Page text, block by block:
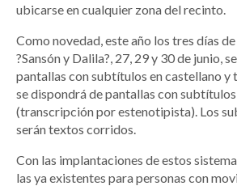
ubicarse en cualquier zona del recinto.
Como novedad, este año los tres días
?Sansón y Dalila?, 27, 29 y 30 de junio,
pantallas con subtítulos en castellano y
se dispondrá de pantallas con
(transcripción por estenotipista). Los
serán textos corridos.
Con las implantaciones de estos
las ya existentes para personas con